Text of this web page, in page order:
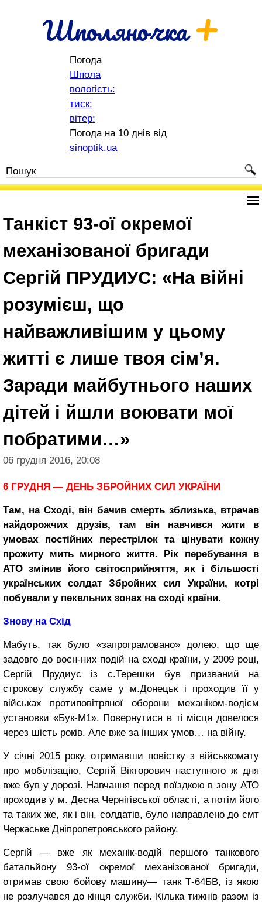
Шполяночка+
Погода
Шпола
вологість:
тиск:
вітер:
Погода на 10 днів від
sinoptik.ua
Танкіст 93-ої окремої
механізованої бригади
Сергій ПРУДИУС: «На війні
розумієш, що
найважливішим у цьому
житті є лише твоя сім’я.
Заради майбутнього наших
дітей і йшли воювати мої
побратими…»
06 грудня 2016, 20:08
6 ГРУДНЯ — ДЕНЬ ЗБРОЙНИХ СИЛ УКРАЇНИ
Там, на Сході, він бачив смерть зблизька, втрачав
найдорожчих друзів, там він навчився жити в
умовах постійних перестрілок та цінувати кожну
прожиту мить мирного життя. Рік перебування в
АТО змінив його світосприйняття, як і більшості
українських солдат Збройних сил України, котрі
побували у пекельних зонах на сході країни.
Знову на Схід
Мабуть, так було «запрограмовано» долею, що ще
задовго до воєн-них подій на сході країни, у 2009 році,
Сергій Прудиус із с.Терешки був призваний на
строкову службу саме у м.Донецьк і проходив її у
військах протиповітряної оборони механіком-водієм
установки «Бук-М1». Повернутися в ті місця довелося
через шість років. Але вже за інших умов… на війну.
У січні 2015 року, отримавши повістку з військкомату
про мобілізацію, Сергій Вікторович наступного ж дня
вже був у дорозі. Навчання перед поїздкою в зону АТО
проходив у м. Десна Чернігівської області, а потім його
та таких же, як і він, солдатів, було направлено до смт
Черкаське Дніпропетровського району.
Сергій — вже як механік-водій першого танкового
батальйону 93-ої окремої механізованої бригади,
отримав свою бойову машину— танк Т-64БВ, із якою
не розлучався до кінця служби. Кілька тижнів разом із